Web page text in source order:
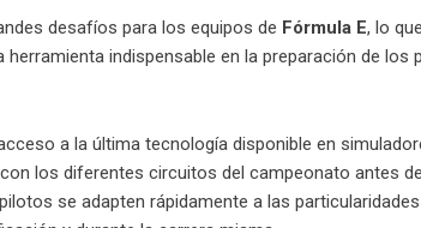
desafíos para los equipos de Fórmula E, lo
indispensable en la preparación de los
a la última tecnología disponible en
los diferentes circuitos del campeonato antes
se adapten rápidamente a las